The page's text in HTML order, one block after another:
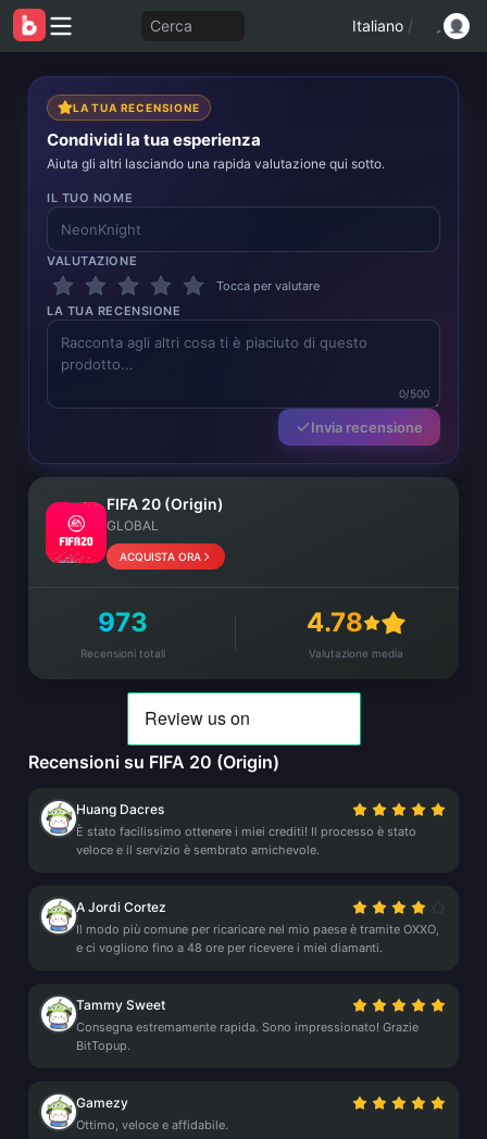
Cerca Italiano /
LA TUA RECENSIONE
Condividi la tua esperienza
Aiuta gli altri lasciando una rapida valutazione qui sotto.
IL TUO NOME
VALUTAZIONE
Tocca per valutare
LA TUA RECENSIONE
0/500
Invia recensione
FIFA 20 (Origin)
GLOBAL
ACQUISTA ORA
973
Recensioni totali
4.78
Valutazione media
Recensioni su FIFA 20 (Origin)
Huang Dacres
È stato facilissimo ottenere i miei crediti! Il processo è stato
veloce e il servizio è sembrato amichevole.
A Jordi Cortez
Il modo più comune per ricaricare nel mio paese è tramite OXXO,
e ci vogliono fino a 48 ore per ricevere i miei diamanti.
Tammy Sweet
Consegna estremamente rapida. Sono impressionato! Grazie
BitTopup.
Gamezy
Ottimo, veloce e affidabile.